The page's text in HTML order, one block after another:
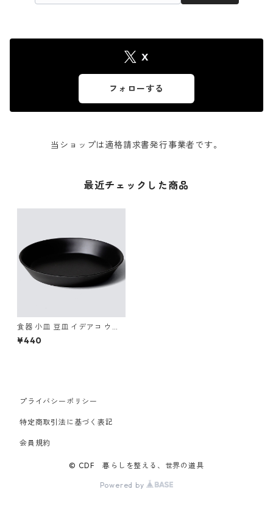
X
フォローする
当ショップは適格請求書発行事業者です。
最近チェックした商品
食器 小皿 豆皿 イデアコ ウス
モノ プレート11 ideaco Table
ware usumono plate11 ブラ
¥440
プライバシーポリシー
特定商取引法に基づく表記
会員規約
© CDF 暮らしを整える、世界の道具
Powered by